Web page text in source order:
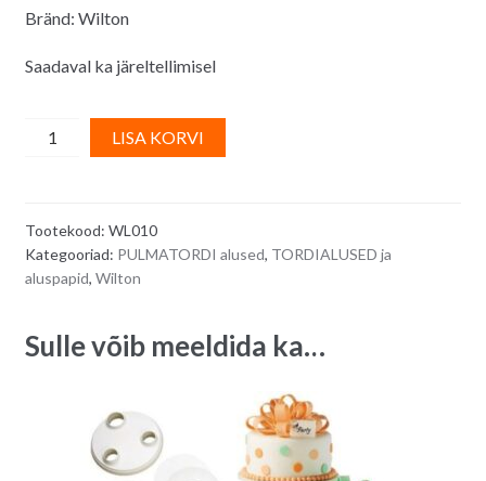
Bränd: Wilton
Saadaval ka järeltellimisel
Wilton
alus,
3-
tasandiline
LISA KORVI
n
i
Tootekood: WL010
Kategooriad: PULMATORDI alused, TORDIALUSED ja
aluspapid, Wilton
Sulle võib meeldida ka…